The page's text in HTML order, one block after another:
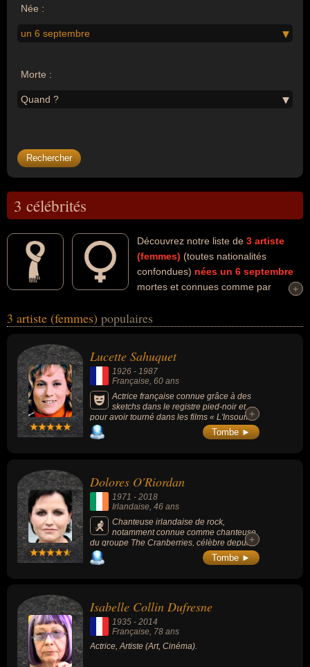
Née :
un 6 septembre
Morte :
Quand ?
3 célébrités
Découvrez notre liste de 3 artiste
(femmes) (toutes nationalités
confondues) nées un 6 septembre
mortes et connues comme par
Dufresne... Ces personnalités (de sexe féminin) peuvent avoir des
ou du rock. Ces célébrités peuvent également avoir été actrice,
conjointe de célébrité, chanteuse, chanteuse de rock, compositrice,
compositrice de rock ou musicienne. En ce qui concerne leurs
nationalités au moment de leurs morts, ils peuvent avoir été
française ou irlandaise par exemple.
+
+
3 artiste (femmes) populaires
Lucette Sahuquet
1926 - 1987
Française, 60 ans
Actrice française connue grâce à des
sketchs dans le registre pied-noir et
pour avoir tourné dans les films « L'Insoumis
» (1964) ou « Dupont Lajoie » (1975,
drame).
+
+
Tombe ►
Dolores O'Riordan
1971 - 2018
Irlandaise , 46 ans
Chanteuse irlandaise de rock,
notamment connue comme chanteuse
du groupe The Cranberries, célèbre depuis
les années 1990, avec des tubes comme «
Zombie », « Just My Imagination » ou «
+
+
Tombe ►
Isabelle Collin Dufresne
1935 - 2014
Française, 78 ans
Actrice, Artiste (Art, Cinéma).